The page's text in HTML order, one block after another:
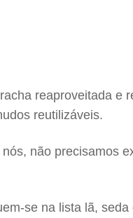
reaproveitada e
reutilizáveis.
não precisamos
se na lista lã,